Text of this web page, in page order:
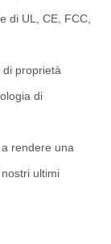
di UL, CE, FCC,
di proprietà
di
rendere una
ultimi